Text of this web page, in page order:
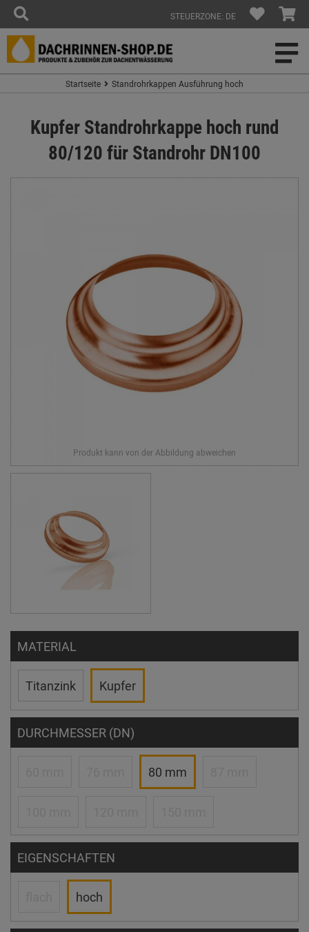
STEUERZONE: DE
Startseite Standrohrkappen Ausführung hoch
Kupfer Standrohrkappe hoch rund
80/120 für Standrohr DN100
MATERIAL
Titanzink Kupfer
DURCHMESSER (DN)
80 mm
EIGENSCHAFTEN
hoch